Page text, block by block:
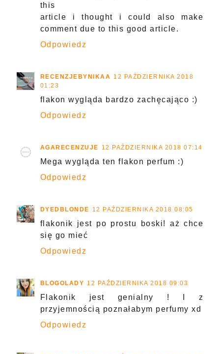
this
article i thought i could also make
comment due to this good article.
Odpowiedz
RECENZJEBYNIKAA
12 PAŹDZIERNIKA 2018
01:23
flakon wygląda bardzo zachęcająco :)
Odpowiedz
AGARECENZUJE 12 PAŹDZIERNIKA 2018 07:14
Mega wygląda ten flakon perfum :)
Odpowiedz
DYEDBLONDE 12 PAŹDZIERNIKA 2018 08:05
flakonik jest po prostu boski! aż chce
się go mieć
Odpowiedz
BLOGOLADY 12 PAŹDZIERNIKA 2018 09:03
Flakonik jest genialny ! I z
przyjemnością poznałabym perfumy xd
Odpowiedz